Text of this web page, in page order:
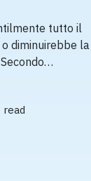
read
tutto il
diminuirebbe la